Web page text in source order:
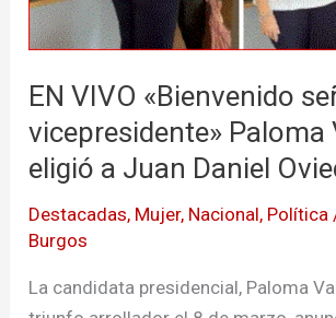
EN VIVO «Bienvenido
vicepresidente» Paloma
eligió a Juan Daniel
Destacadas, Mujer, Nacional, Política
Burgos
La candidata presidencial, Paloma
eligió
a
Juan
Daniel
Oviedo